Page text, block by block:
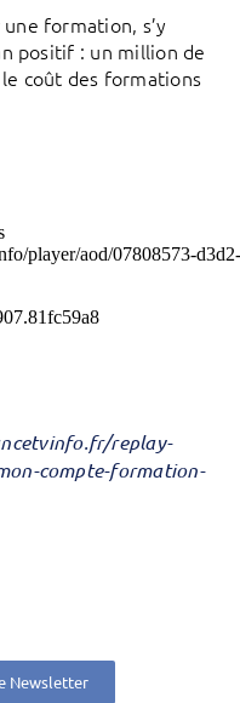
formation, s’y
positif : un million de
coût des formations
replay-
compte-formation-
Newsletter